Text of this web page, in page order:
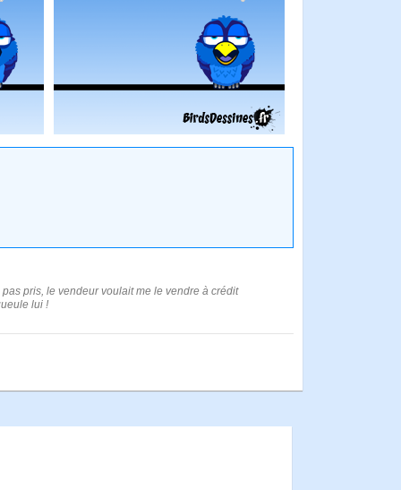
pris, le vendeur voulait me le vendre à crédit
lui !